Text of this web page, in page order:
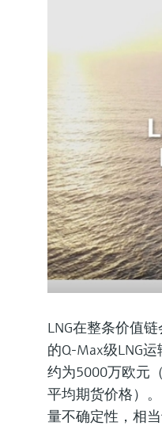
LNG在整条价值
的Q-Max级LNG
约为5000万欧元
平均期货价格）
量不确定性，相